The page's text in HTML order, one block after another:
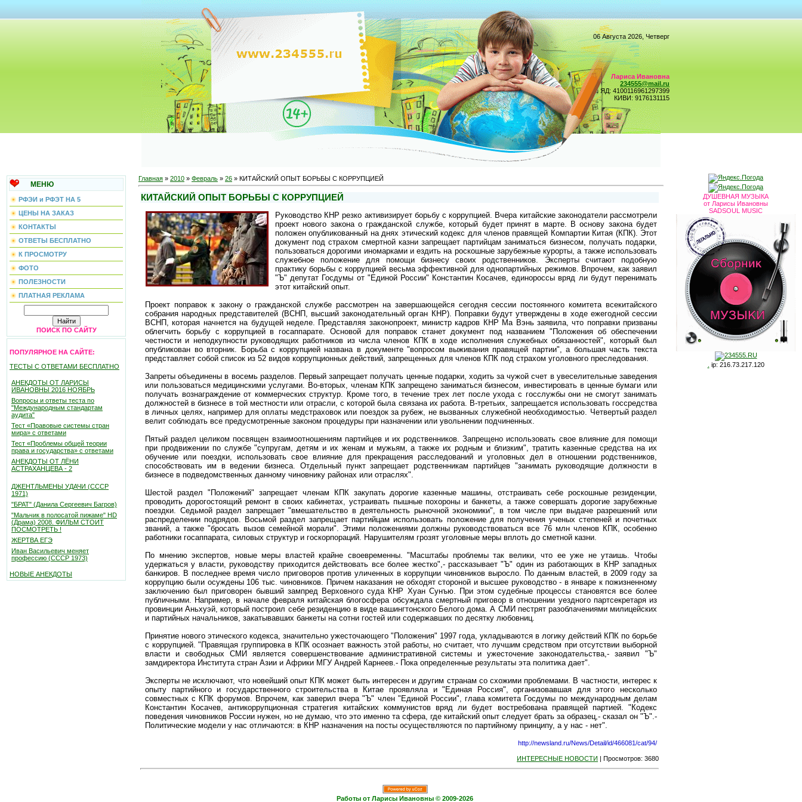
06 Августа 2026, Четверг
Лариса Ивановна
234555@mail.ru
ЯД: 4100116961297399
КИВИ: 9176131115
МЕНЮ
РФЭИ и РФЭТ НА 5
ЦЕНЫ НА ЗАКАЗ
КОНТАКТЫ
ОТВЕТЫ БЕСПЛАТНО
К ПРОСМОТРУ
ФОТО
ПОЛЕЗНОСТИ
ПЛАТНАЯ РЕКЛАМА
ПОИСК ПО САЙТУ
ПОПУЛЯРНОЕ НА САЙТЕ:
ТЕСТЫ С ОТВЕТАМИ БЕСПЛАТНО
АНЕКДОТЫ ОТ ЛАРИСЫ
ИВАНОВНЫ 2016 НОЯБРЬ
Вопросы и ответы теста по
"Международным стандартам
аудита"
Тест «Правовые системы стран
мира» с ответами
Тест «Проблемы общей теории
права и государства» с ответами
АНЕКДОТЫ ОТ ЛЁНИ
АСТРАХАНЦЕВА - 2
ДЖЕНТЛЬМЕНЫ УДАЧИ (СССР
1971)
"БРАТ" (Данила Сергеевич Багров)
"Мальчик в полосатой пижаме" HD
(Драма) 2008. ФИЛЬМ СТОИТ
ПОСМОТРЕТЬ !
ЖЕРТВА ЕГЭ
Иван Васильевич меняет
профессию (СССР 1973)
НОВЫЕ АНЕКДОТЫ
Главная » 2010 » Февраль » 26 » КИТАЙСКИЙ ОПЫТ БОРЬБЫ С КОРРУПЦИЕЙ
КИТАЙСКИЙ ОПЫТ БОРЬБЫ С КОРРУПЦИЕЙ
Руководство КНР резко активизирует борьбу с коррупцией. Вчера китайские законодатели рассмотрели
проект нового закона о гражданской службе, который будет принят в марте. В основу закона будет
положен опубликованный на днях этический кодекс для членов правящей Компартии Китая (КПК). Этот
документ под страхом смертной казни запрещает партийцам заниматься бизнесом, получать подарки,
пользоваться дорогими иномарками и ездить на роскошные зарубежные курорты, а также использовать
служебное положение для помощи бизнесу своих родственников. Эксперты считают подобную
практику борьбы с коррупцией весьма эффективной для однопартийных режимов. Впрочем, как заявил
"Ъ" депутат Госдумы от "Единой России" Константин Косачев, единороссы вряд ли будут перенимать
этот китайский опыт.
Проект поправок к закону о гражданской службе рассмотрен на завершающейся сегодня сессии постоянного комитета всекитайского
собрания народных представителей (ВСНП, высший законодательный орган КНР). Поправки будут утверждены в ходе ежегодной сессии
ВСНП, которая начнется на будущей неделе. Представляя законопроект, министр кадров КНР Ма Вэнь заявила, что поправки призваны
облегчить борьбу с коррупцией в госаппарате. Основой для поправок станет документ под названием "Положения об обеспечении
честности и неподкупности руководящих работников из числа членов КПК в ходе исполнения служебных обязанностей", который был
опубликован во вторник. Борьба с коррупцией названа в документе "вопросом выживания правящей партии", а большая часть текста
представляет собой список из 52 видов коррупционных действий, запрещенных для членов КПК под страхом уголовного преследования.
Запреты объединены в восемь разделов. Первый запрещает получать ценные подарки, ходить за чужой счет в увеселительные заведения
или пользоваться медицинскими услугами. Во-вторых, членам КПК запрещено заниматься бизнесом, инвестировать в ценные бумаги или
получать вознаграждение от коммерческих структур. Кроме того, в течение трех лет после ухода с госслужбы они не смогут занимать
должностей в бизнесе в той местности или отрасли, с которой была связана их работа. В-третьих, запрещается использовать госсредства
в личных целях, например для оплаты медстраховок или поездок за рубеж, не вызванных служебной необходимостью. Четвертый раздел
велит соблюдать все предусмотренные законом процедуры при назначении или увольнении подчиненных.
Пятый раздел целиком посвящен взаимоотношениям партийцев и их родственников. Запрещено использовать свое влияние для помощи
при продвижении по службе "супругам, детям и их женам и мужьям, а также их родным и близким", тратить казенные средства на их
обучение или поездки, использовать свое влияние для прекращения расследований и уголовных дел в отношении родственников,
способствовать им в ведении бизнеса. Отдельный пункт запрещает родственникам партийцев "занимать руководящие должности в
бизнесе в подведомственных данному чиновнику районах или отраслях".
Шестой раздел "Положений" запрещает членам КПК закупать дорогие казенные машины, отстраивать себе роскошные резиденции,
проводить дорогостоящий ремонт в своих кабинетах, устраивать пышные похороны и банкеты, а также совершать дорогие зарубежные
поездки. Седьмой раздел запрещает "вмешательство в деятельность рыночной экономики", в том числе при выдаче разрешений или
распределении подрядов. Восьмой раздел запрещает партийцам использовать положение для получения ученых степеней и почетных
званий, а также "бросать вызов семейной морали". Этими положениями должны руководствоваться все 76 млн членов КПК, особенно
работники госаппарата, силовых структур и госкорпораций. Нарушителям грозят уголовные меры вплоть до сметной казни.
По мнению экспертов, новые меры властей крайне своевременны. "Масштабы проблемы так велики, что ее уже не утаишь. Чтобы
удержаться у власти, руководству приходится действовать все более жестко",- рассказывает "Ъ" один из работающих в КНР западных
банкиров. В последнее время число приговоров против уличенных в коррупции чиновников выросло. По данным властей, в 2009 году за
коррупцию были осуждены 106 тыс. чиновников. Причем наказания не обходят стороной и высшее руководство - в январе к пожизненному
заключению был приговорен бывший зампред Верховного суда КНР Хуан Сунъю. При этом судебные процессы становятся все более
публичными. Например, в начале февраля китайская блогосфера обсуждала смертный приговор в отношении уездного партсекретаря из
провинции Аньхуэй, который построил себе резиденцию в виде вашингтонского Белого дома. А СМИ пестрят разоблачениями милицейских
и партийных начальников, закатывавших банкеты на сотни гостей или содержавших по десятку любовниц.
Принятие нового этического кодекса, значительно ужесточающего "Положения" 1997 года, укладываются в логику действий КПК по борьбе
с коррупцией. "Правящая группировка в КПК осознает важность этой работы, но считает, что лучшим средством при отсутствии выборной
власти и свободных СМИ является совершенствование административной системы и ужесточение законодательства,- заявил "Ъ"
замдиректора Института стран Азии и Африки МГУ Андрей Карнеев.- Пока определенные результаты эта политика дает".
Эксперты не исключают, что новейший опыт КПК может быть интересен и другим странам со схожими проблемами. В частности, интерес к
опыту партийного и государственного строительства в Китае проявляла и "Единая Россия", организовавшая для этого несколько
совместных с КПК форумов. Впрочем, как заверил вчера "Ъ" член "Единой России", глава комитета Госдумы по международным делам
Константин Косачев, антикоррупционная стратегия китайских коммунистов вряд ли будет востребована правящей партией. "Кодекс
поведения чиновников России нужен, но не думаю, что это именно та сфера, где китайский опыт следует брать за образец,- сказал он "Ъ".-
Политические модели у нас отличаются: в КНР назначения на посты осуществляются по партийному принципу, а у нас - нет".
http://newsland.ru/News/Detail/id/466081/cat/94/
ИНТЕРЕСНЫЕ НОВОСТИ | Просмотров: 3680
ДУШЕВНАЯ МУЗЫКА
от Ларисы Ивановны
SADSOUL MUSIC
ip: 216.73.217.120
Работы от Ларисы Ивановны © 2009-2026